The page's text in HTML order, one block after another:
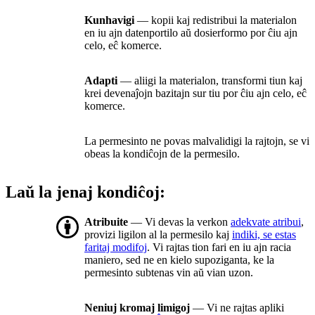
Kunhavigi — kopii kaj redistribui la materialon
en iu ajn datenportilo aŭ dosierformo por ĉiu ajn
celo, eĉ komerce.
Adapti — aliigi la materialon, transformi tiun kaj
krei devenaĵojn bazitajn sur tiu por ĉiu ajn celo, eĉ
komerce.
La permesinto ne povas malvalidigi la rajtojn, se vi
obeas la kondiĉojn de la permesilo.
Laŭ la jenaj kondiĉoj:
Atribuite — Vi devas la verkon adekvate atribui,
provizi ligilon al la permesilo kaj indiki, se estas
faritaj modifoj. Vi rajtas tion fari en iu ajn racia
maniero, sed ne en kielo supoziganta, ke la
permesinto subtenas vin aŭ vian uzon.
Neniuj kromaj limigoj — Vi ne rajtas apliki